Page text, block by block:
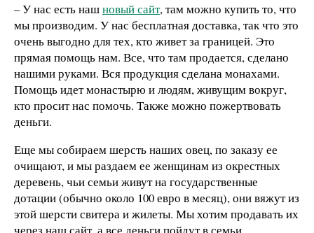
– У нас есть нашновый сайт, там можно купить то, что
мы производим. У нас бесплатная доставка, так что это
очень выгодно для тех, кто живет за границей. Это
прямая помощь нам. Все, что там продается, сделано
нашими руками. Вся продукция сделана монахами.
Помощь идет монастырю и людям, живущим вокруг,
кто просит нас помочь. Также можно пожертвовать
деньги.
Еще мы собираем шерсть наших овец, по заказу ее
очищают, и мы раздаем ее женщинам из окрестных
деревень, чьи семьи живут на государственные
дотации (обычно около 100 евро в месяц), они вяжут из
этой шерсти свитера и жилеты. Мы хотим продавать их